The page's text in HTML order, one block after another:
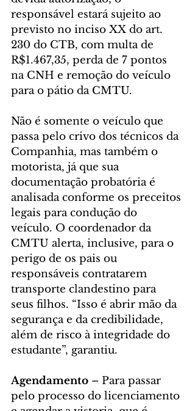
responsável estará sujeito ao
previsto no inciso XX do art.
230 do CTB, com multa de
R$1.467,35, perda de 7 pontos
na CNH e remoção do veículo
para o pátio da CMTU.
Não é somente o veículo que
passa pelo crivo dos técnicos da
Companhia, mas também o
motorista, já que sua
documentação probatória é
analisada conforme os preceitos
legais para condução do
veículo. O coordenador da
CMTU alerta, inclusive, para o
perigo de os pais ou
responsáveis contratarem
transporte clandestino para
seus filhos. “Isso é abrir mão da
segurança e da credibilidade,
além de risco à integridade do
estudante”, garantiu.
Agendamento – Para passar
pelo processo do licenciamento